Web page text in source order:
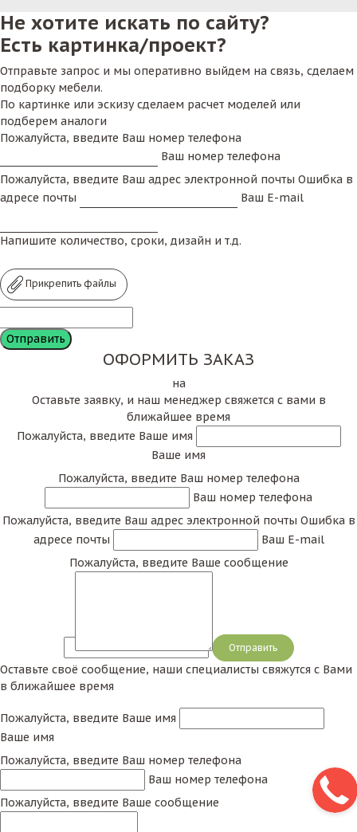
Не хотите искать по сайту?
Есть картинка/проект?
Отправьте запрос и мы оперативно выйдем на связь, сделаем
подборку мебели.
По картинке или эскизу сделаем расчет моделей или
подберем аналоги
Пожалуйста, введите Ваш номер телефона
Ваш номер телефона
Пожалуйста, введите Ваш адрес электронной почты Ошибка в
адресе почты
Ваш E-mail
Напишите количество, сроки, дизайн и т.д.
Прикрепить файлы
ОФОРМИТЬ ЗАКАЗ
на
Оставьте заявку, и наш менеджер свяжется с вами в
ближайшее время
Пожалуйста, введите Ваше имя
Ваше имя
Пожалуйста, введите Ваш номер телефона
Ваш номер телефона
Пожалуйста, введите Ваш адрес электронной почты Ошибка в
адресе почты
Ваш E-mail
Пожалуйста, введите Ваше сообщение
Сообщение
Оставьте своё сообщение, наши специалисты свяжутся с Вами
в ближайшее время
Пожалуйста, введите Ваше имя
Ваше имя
Пожалуйста, введите Ваш номер телефона
Ваш номер телефона
Пожалуйста, введите Ваше сообщение